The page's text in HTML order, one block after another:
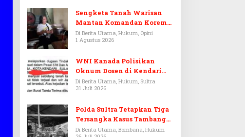
Sengketa Tanah Warisan
Mantan Komandan Korem
143/HO, Ketika Warisan
Menjadi Arena Pemerasan
Di Berita Utama, Hukum, Opini
1 Agustus 2026
WNI Kanada Polisikan
Oknum Dosen di Kendari
Terkait Aset Puluhan Miliar
Di Berita Utama, Hukum, Sultra
31 Juli 2026
Polda Sultra Tetapkan Tiga
Tersangka Kasus Tambang
Emas Ilegal di Bombana
Di Berita Utama, Bombana, Hukum